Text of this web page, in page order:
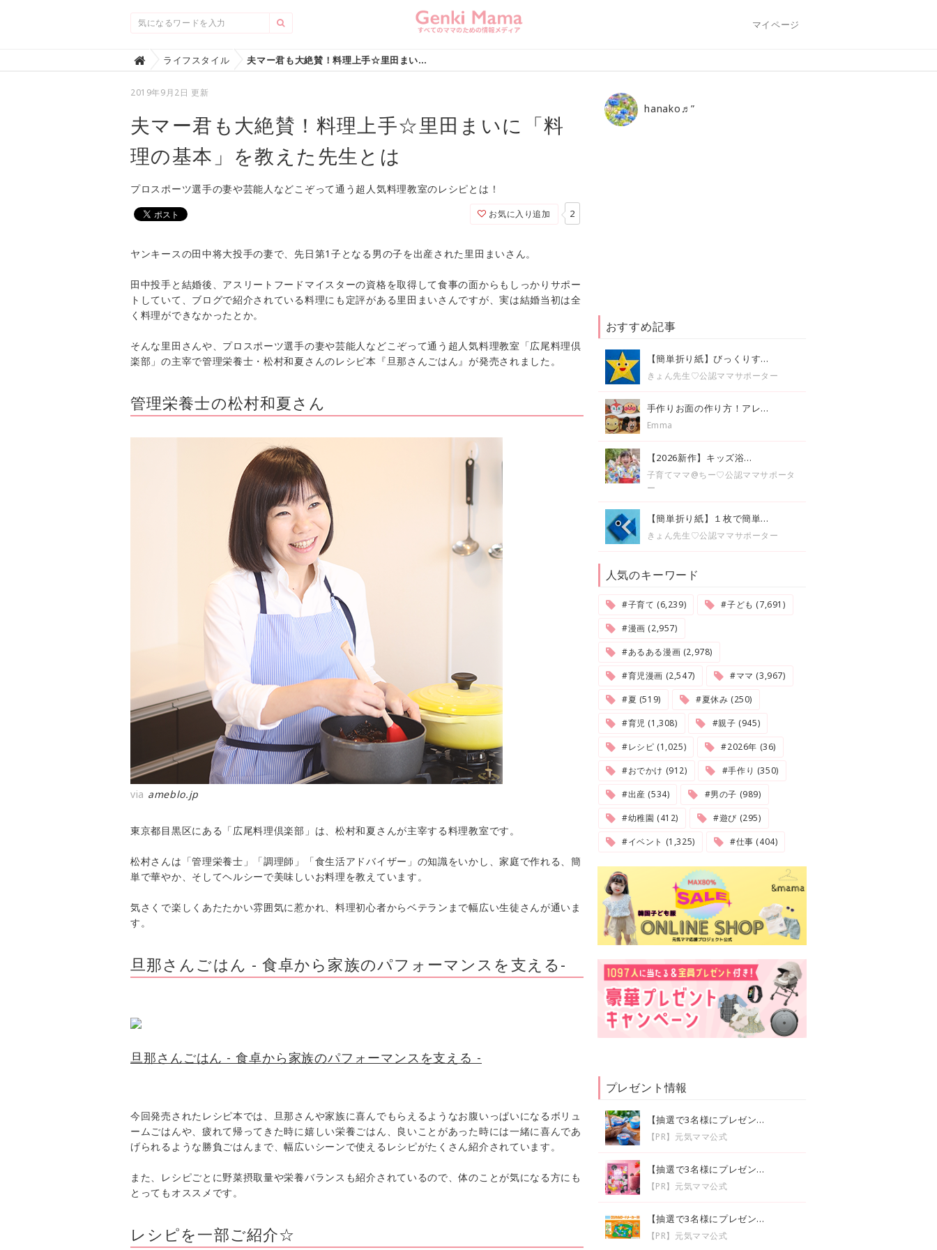
マイページ
Homeライフスタイル 夫マー君も大絶賛！料理上手☆里田まいに「料理の基本」を教えた先生とは
2019年9月2日 更新
夫マー君も大絶賛！料理上手☆里田まいに「料
理の基本」を教えた先生とは
プロスポーツ選手の妻や芸能人などこぞって通う超人気料理教室のレシピとは！
お気に入り追加 2
ヤンキースの田中将大投手の妻で、先日第1子となる男の子を出産された里田まいさん。
田中投手と結婚後、アスリートフードマイスターの資格を取得して食事の面からもしっかりサポー
トしていて、ブログで紹介されている料理にも定評がある里田まいさんですが、実は結婚当初は全
く料理ができなかったとか。
そんな里田さんや、プロスポーツ選手の妻や芸能人などこぞって通う超人気料理教室「広尾料理倶
楽部」の主宰で管理栄養士・松村和夏さんのレシピ本『旦那さんごはん』が発売されました。
管理栄養士の松村和夏さん
via ameblo.jp
東京都目黒区にある「広尾料理倶楽部」は、松村和夏さんが主宰する料理教室です。
松村さんは「管理栄養士」「調理師」「食生活アドバイザー」の知識をいかし、家庭で作れる、簡
単で華やか、そしてヘルシーで美味しいお料理を教えています。
気さくで楽しくあたたかい雰囲気に惹かれ、料理初心者からベテランまで幅広い生徒さんが通いま
す。
旦那さんごはん - 食卓から家族のパフォーマンスを支える-
旦那さんごはん - 食卓から家族のパフォーマンスを支える -
今回発売されたレシピ本では、旦那さんや家族に喜んでもらえるようなお腹いっぱいになるボリュ
ームごはんや、疲れて帰ってきた時に嬉しい栄養ごはん、良いことがあった時には一緒に喜んであ
げられるような勝負ごはんまで、幅広いシーンで使えるレシピがたくさん紹介されています。
また、レシピごとに野菜摂取量や栄養バランスも紹介されているので、体のことが気になる方にも
とってもオススメです。
レシピを一部ご紹介☆
hanako♬”
おすすめ記事
【簡単折り紙】びっくりす...
きょん先生♡公認ママサポーター
手作りお面の作り方！アレ...
Emma
【2026新作】キッズ浴...
子育てママ@ちー♡公認ママサポータ
ー
【簡単折り紙】１枚で簡単...
きょん先生♡公認ママサポーター
人気のキーワード
#子育て (6,239)
#子ども (7,691)
#漫画 (2,957)
#あるある漫画 (2,978)
#育児漫画 (2,547)
#ママ (3,967)
#夏 (519)
#夏休み (250)
#育児 (1,308)
#親子 (945)
#レシピ (1,025)
#2026年 (36)
#おでかけ (912)
#手作り (350)
#出産 (534)
#男の子 (989)
#幼稚園 (412)
#遊び (295)
#イベント (1,325)
#仕事 (404)
プレゼント情報
【抽選で3名様にプレゼン...
【PR】元気ママ公式
【抽選で3名様にプレゼン...
【PR】元気ママ公式
【抽選で3名様にプレゼン...
【PR】元気ママ公式